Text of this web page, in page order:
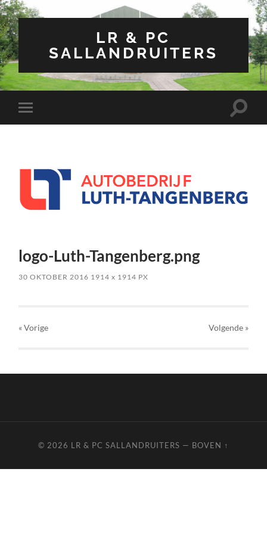
LR & PC
SALLANDRUITERS
Toggle
mobiel
Toggle
logo-Luth-Tangenberg.png
30 OKTOBER 2016 1914x 1914 PX
« Vorige Volgende»
© 2026 LR & PC SALLANDRUITERS — BOVEN ↑